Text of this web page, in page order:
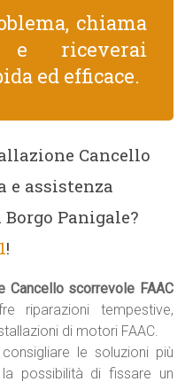
chiama
riceverai
ed efficace.
Cancello
e assistenza
Panigale?
!
Cancello scorrevole FAAC
riparazioni tempestive,
di motori FAAC.
le soluzioni più
possibilità di fissare un